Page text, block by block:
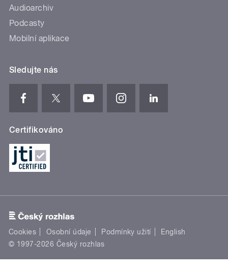
Audioarchiv
Podcasty
Mobilní aplikace
Sledujte nás
Certifikováno
Cookies Osobní údaje Podmínky užití
English
© 1997-2026 Český rozhlas